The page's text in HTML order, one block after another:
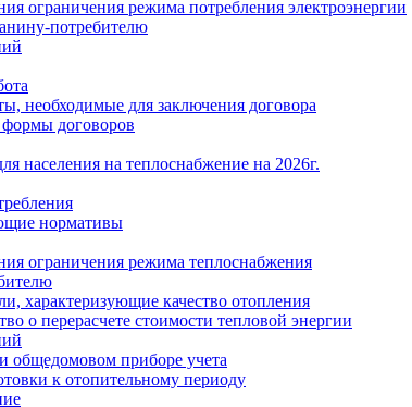
ограничения режима потребления электроэнергии
потребителю
необходимые для заключения договора
договоров
населения на теплоснабжение на 2026г.
нормативы
ограничения режима теплоснабжения
характеризующие качество отопления
о перерасчете стоимости тепловой энергии
общедомовом приборе учета
к отопительному периоду